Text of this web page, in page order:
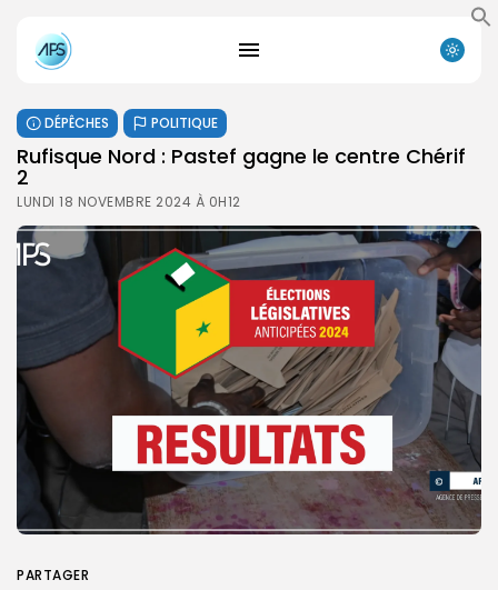
DÉPÊCHES POLITIQUE
Rufisque Nord : Pastef gagne le centre Chérif
2
LUNDI 18 NOVEMBRE 2024 À 0H12
PARTAGER